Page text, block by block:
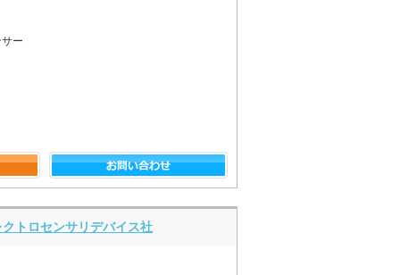
ー
トロセンサリデバイス社